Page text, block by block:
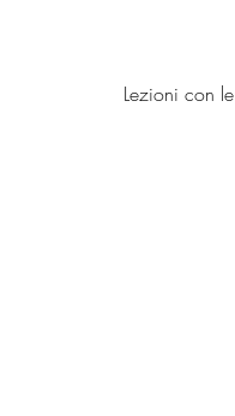
Lezioni con